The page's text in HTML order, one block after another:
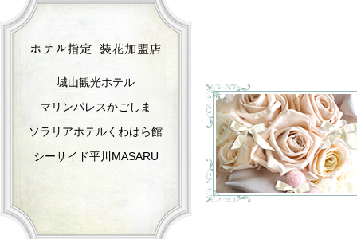
城山観光ホテル
マリンパレスかごしま
ソラリアホテルくわはら館
シーサイド平川MASARU